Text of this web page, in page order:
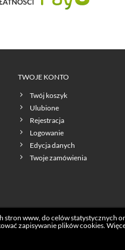
TWOJE KONTO
Twój koszyk
Ulubione
Rejestracja
Logowanie
Edycja danych
Twoje zamówienia
www, do celów statystycznych
zapisywanie plików cookies.